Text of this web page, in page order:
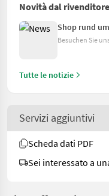
Novità dal rivenditore
Shop rund
Besuchen Sie
Tutte le notizie
Servizi aggiuntivi
Scheda dati PDF
Sei interessato a